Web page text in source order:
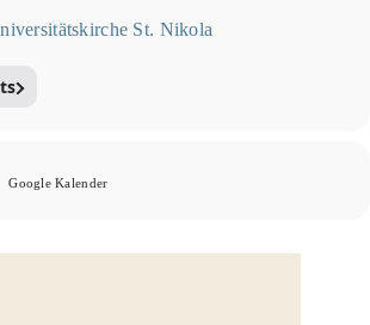
St. Nikola
Google Kalender